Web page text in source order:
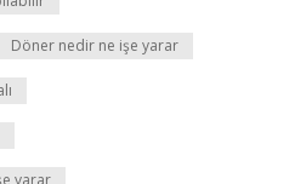
Döner nedir ne işe yarar
yarar